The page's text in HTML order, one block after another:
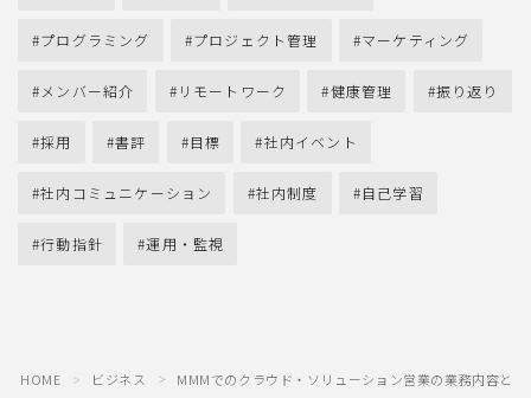
プログラミング プロジェクト管理 マーケティング
メンバー紹介 リモートワーク 健康管理 振り返り
採用 書評 目標 社内イベント
社内コミュニケーション 社内制度 自己学習
行動指針 運用・監視
HOME ＞ ビジネス ＞ MMMでのクラウド・ソリューション営業の業務内容と